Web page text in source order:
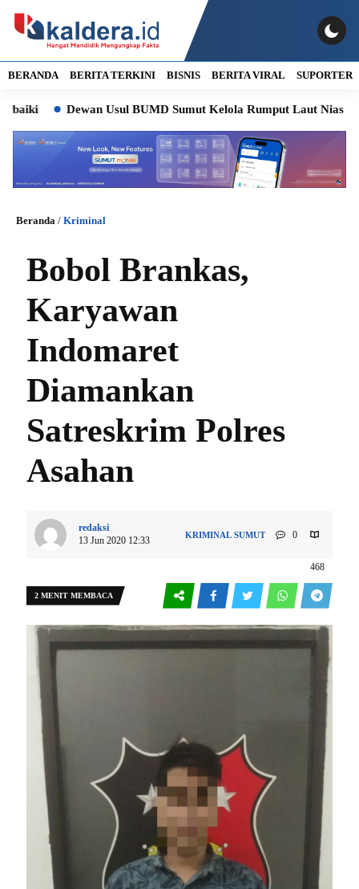
BERANDA BERITA TERKINI BISNIS BERITA VIRAL SUPORTER
Dewan Usul BUMD Sumut Kelola Rumput Laut Nias Utara dari
Beranda / Kriminal
Bobol Brankas,
Karyawan
Indomaret
Diamankan
Satreskrim Polres
Asahan
redaksi
13 Jun 2020 12:33
KRIMINAL SUMUT 0
468
2 MENIT MEMBACA